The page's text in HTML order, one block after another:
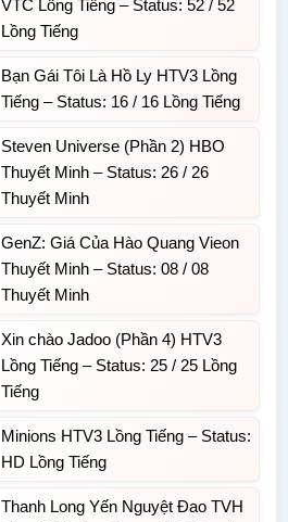
VTC Lồng Tiếng – Status: 52 / 52
Lồng Tiếng
Bạn Gái Tôi Là Hồ Ly HTV3 Lồng
Tiếng – Status: 16 / 16 Lồng Tiếng
Steven Universe (Phần 2) HBO
Thuyết Minh – Status: 26 / 26
Thuyết Minh
GenZ: Giá Của Hào Quang Vieon
Thuyết Minh – Status: 08 / 08
Thuyết Minh
Xin chào Jadoo (Phần 4) HTV3
Lồng Tiếng – Status: 25 / 25 Lồng
Tiếng
Minions HTV3 Lồng Tiếng – Status:
HD Lồng Tiếng
Thanh Long Yến Nguyệt Đao TVH